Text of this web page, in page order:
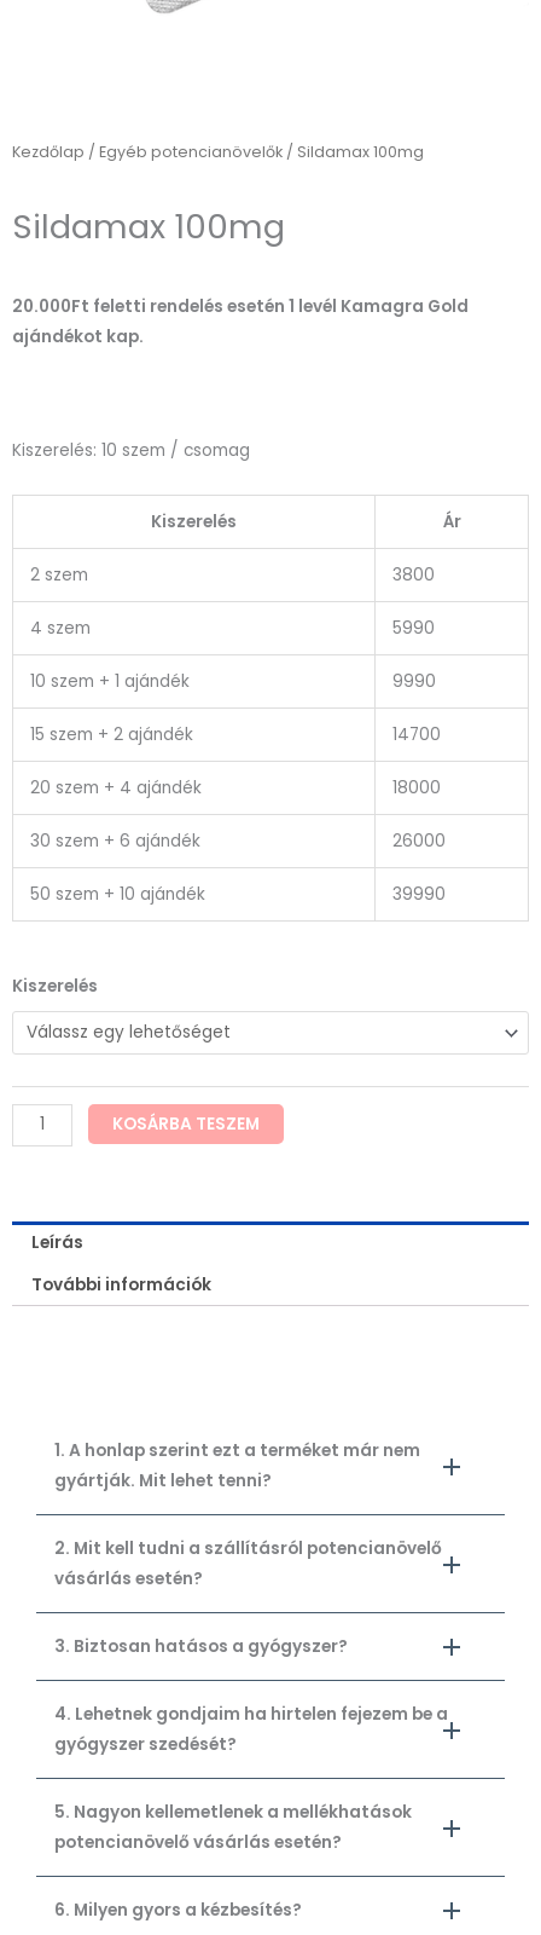
Kezdőlap / Egyéb potencianövelők / Sildamax 100mg
Sildamax 100mg
20.000Ft feletti rendelés esetén 1 levél Kamagra Gold
ajándékot kap.
Kiszerelés: 10 szem / csomag
Kiszerelés Ár
2 szem 3800
4 szem 5990
10 szem + 1 ajándék 9990
15 szem + 2 ajándék 14700
20 szem + 4 ajándék 18000
30 szem + 6 ajándék 26000
50 szem + 10 ajándék 39990
Kiszerelés
Sildamax
100mg
mennyiség
KOSÁRBA TESZEM
Leírás
További információk
1. A honlap szerint ezt a terméket már nem
gyártják. Mit lehet tenni?
2. Mit kell tudni a szállításról potencianövelő
vásárlás esetén?
3. Biztosan hatásos a gyógyszer?
4. Lehetnek gondjaim ha hirtelen fejezem be a
gyógyszer szedését?
5. Nagyon kellemetlenek a mellékhatások
potencianövelő vásárlás esetén?
6. Milyen gyors a kézbesítés?